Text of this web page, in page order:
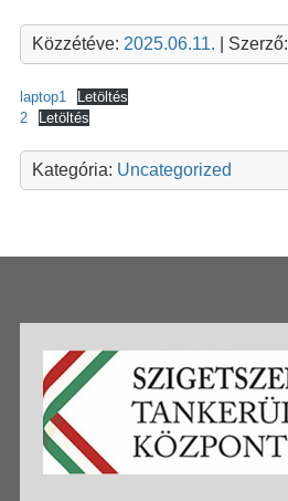
Közzétéve: 2025.06.11. | Szerző:
laptop1
Letöltés
2
Letöltés
Kategória: Uncategorized